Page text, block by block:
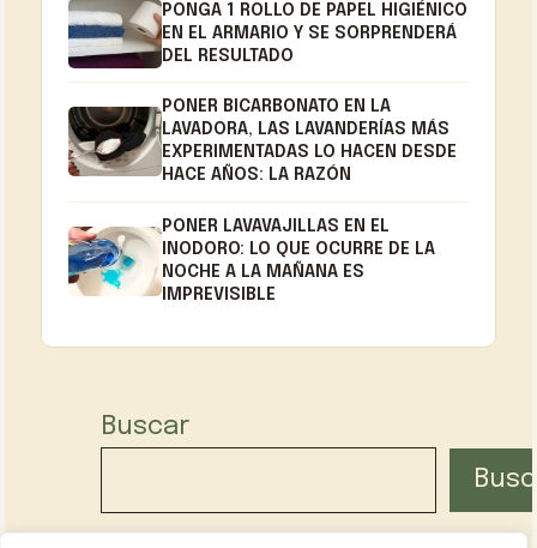
PONGA 1 ROLLO DE PAPEL HIGIÉNICO
EN EL ARMARIO Y SE SORPRENDERÁ
DEL RESULTADO
PONER BICARBONATO EN LA
LAVADORA, LAS LAVANDERÍAS MÁS
EXPERIMENTADAS LO HACEN DESDE
HACE AÑOS: LA RAZÓN
PONER LAVAVAJILLAS EN EL
INODORO: LO QUE OCURRE DE LA
NOCHE A LA MAÑANA ES
IMPREVISIBLE
Buscar